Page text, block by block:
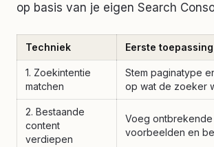
op basis van je eigen Search
Techniek Eerste toepassing
1. Zoekintentie
matchen
Stem paginatype
op wat de zoeker
2. Bestaande
content
verdiepen
Voeg ontbrekende
voorbeelden en